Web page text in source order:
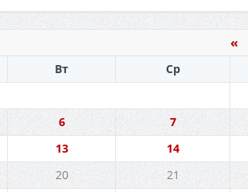
«
Вт Ср
6
7
13
14
20
21